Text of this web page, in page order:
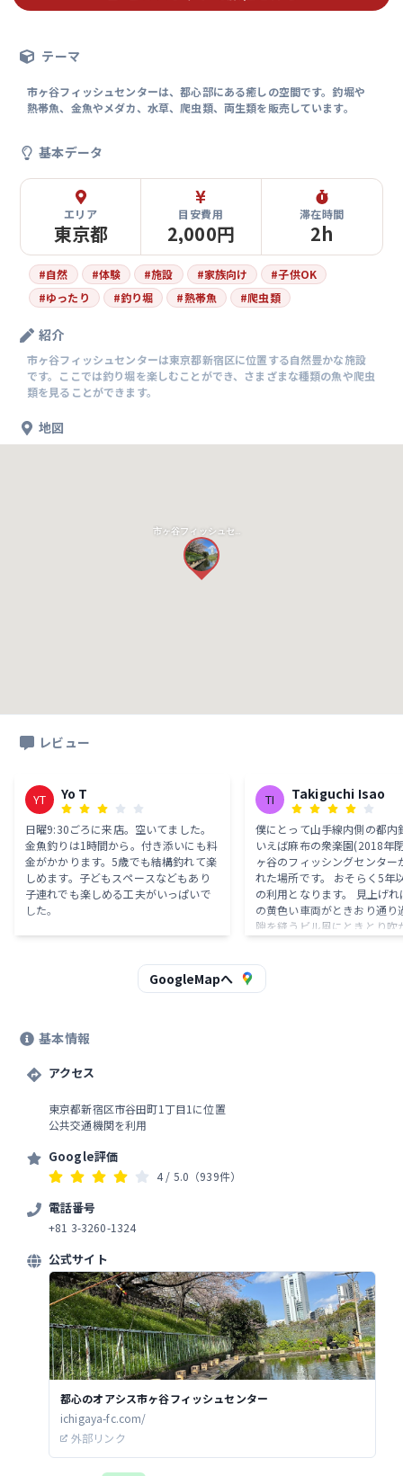
テーマ
市ヶ谷フィッシュセンターは、都心部にある癒しの空間です。釣堀や
熱帯魚、金魚やメダカ、水草、爬虫類、両生類を販売しています。
基本データ
エリア
東京都
目安費用
2,000円
滞在時間
2h
#自然 #体験 #施設 #家族向け #子供OK
#ゆったり #釣り堀 #熱帯魚 #爬虫類
紹介
市ヶ谷フィッシュセンターは東京都新宿区に位置する自然豊かな施設
です。ここでは釣り堀を楽しむことができ、さまざまな種類の魚や爬虫
類を見ることができます。
地図
レビュー
YT Yo T
日曜9:30ごろに来店。空いてました。
金魚釣りは1時間から。付き添いにも料
金がかかります。5歳でも結構釣れて楽
しめます。子どもスペースなどもあり
子連れでも楽しめる工夫がいっぱいで
した。
TI Takiguchi Isao
僕にとって山手線内側の都内
いえば麻布の衆楽園(2018年
ヶ谷のフィッシングセンター
れた場所です。 おそらく5年以上ぶり
の利用となります。 見上げ
の黄色い車両がときおり通り
隙を縫うビル風にときとり吹
です。 余談ですが最近は有栖川宮記念
公園にも向かうことが少なく
GoogleMapへ
基本情報
アクセス
東京都新宿区市谷田町1丁目1に位置
公共交通機関を利用
Google評価
4 / 5.0 （939件）
電話番号
+81 3-3260-1324
公式サイト
都心のオアシス市ヶ谷フィッシュセンター
ichigaya-fc.com/
外部リンク